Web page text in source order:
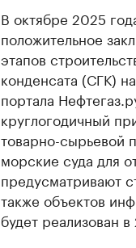
В октябре 2025
положительное
этапов
конденсата (СГК)
портала
круглогодичный
товарно-сырьевой
морские суда для
предусматривают
также объектов
будет реализован